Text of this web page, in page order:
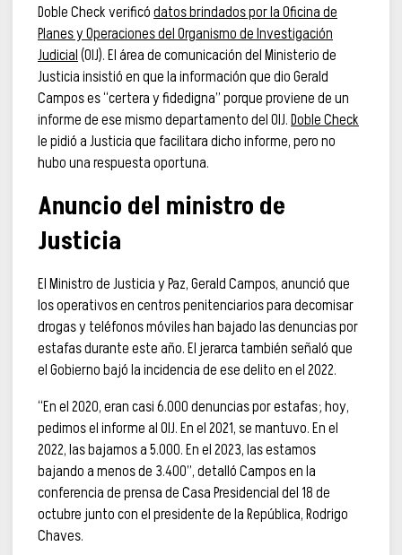
Doble Check verificódatos brindados por la Oficina de
Planes y Operaciones del Organismo de Investigación
Judicial(OIJ). El área de comunicación del Ministerio de
Justicia insistió en que la información que dio Gerald
Campos es “certera y fidedigna” porque proviene de un
informe de ese mismo departamento del OIJ.Doble Check
le pidió a Justicia que facilitara dicho informe, pero no
hubo una respuesta oportuna.
Anuncio del ministro de
Justicia
El Ministro de Justicia y Paz, Gerald Campos, anunció que
los operativos en centros penitenciarios para decomisar
drogas y teléfonos móviles han bajado las denuncias por
estafas durante este año. El jerarca también señaló que
el Gobierno bajó la incidencia de ese delito en el 2022.
“En el 2020, eran casi 6.000 denuncias por estafas; hoy,
pedimos el informe al OIJ. En el 2021, se mantuvo. En el
2022, las bajamos a 5.000. En el 2023, las estamos
bajando a menos de 3.400”, detalló Campos en la
conferencia de prensa de Casa Presidencial del 18 de
octubre junto con el presidente de la República, Rodrigo
Chaves.